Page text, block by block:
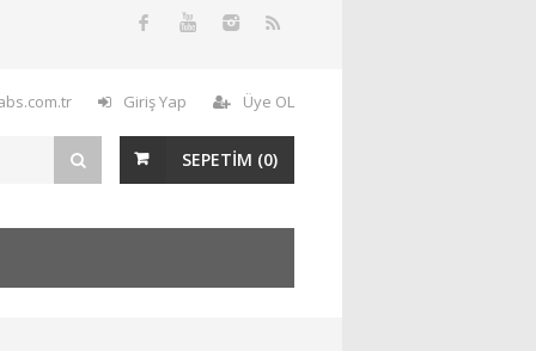
Giriş Yap Üye OL
SEPETİM (0)